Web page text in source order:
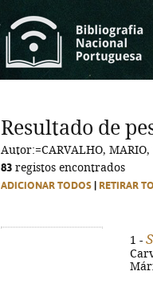
Resultado de
Autor:=CARVALHO, MARIO,
83 registos encontrados
ADICIONAR TODOS RETIRAR
1 -